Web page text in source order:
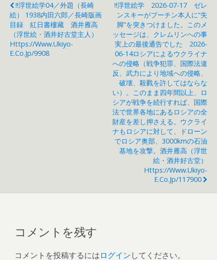
!!浮世絵学04／外題（長崎
絵） 1938内田六郎／長崎版画
目録 紅日書樓藏 酒井雁高
（浮世絵・酒井好古堂主人）
Https://www.ukiyo-
E.co.jp/9908
!!浮世絵学 2026-07-17 ゼレ
ンスキーがプーチン本人に“失
脚”を突きつけました。このメ
ッセージは、クレムリンへの事
実上の最後通告でした 2026-
06-14ロシアによるウクライナ
への侵略（戦争犯罪、国際法違
反、武力により地域への侵略、
破壊、殺戮を許してはならな
い）。このまま四年間以上、ロ
シアが戦争を続行すれば、国際
法で世界各地にあるロシアの全
財産を差し押さえる。ウクライ
ナもロシアに対して、ドローン
でロシア奥部、3000kmの石油
基地を攻撃。酒井雁高（浮世
絵・酒井好古堂）
Https://www.ukiyo-
E.co.jp/117900
コメントを残す
コメントを投稿するにはログインしてください。